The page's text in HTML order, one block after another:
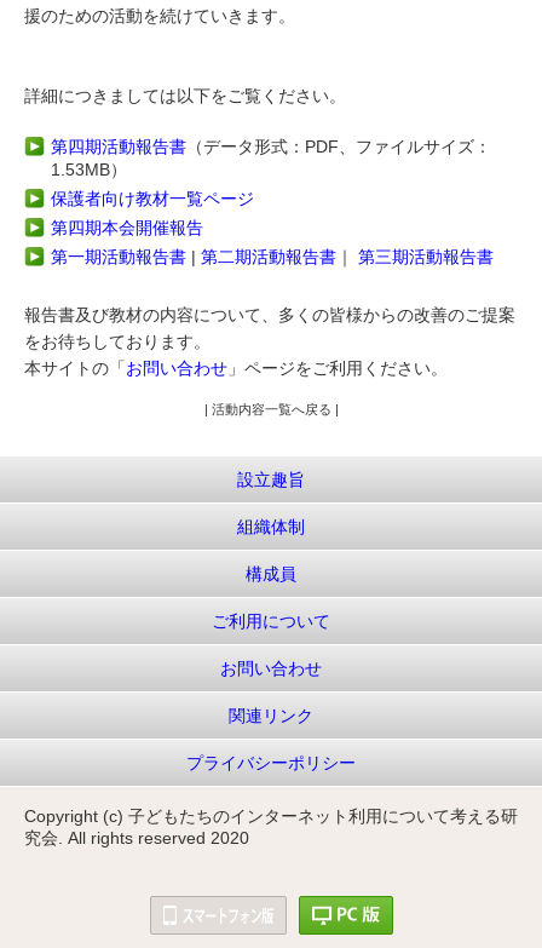
援のための活動を続けていきます。
詳細につきましては以下をご覧ください。
第四期活動報告書 （データ形式：PDF、ファイルサイズ：
1.53MB）
保護者向け教材一覧ページ
第四期本会開催報告
第一期活動報告書 | 第二期活動報告書 ｜ 第三期活動報告書
報告書及び教材の内容について、多くの皆様からの改善のご提案
をお待ちしております。
本サイトの「お問い合わせ 」ページをご利用ください。
| 活動内容一覧へ戻る |
設立趣旨
組織体制
構成員
ご利用について
お問い合わせ
関連リンク
プライバシーポリシー
Copyright (c) 子どもたちのインターネット利用について考える研
究会. All rights reserved 2020